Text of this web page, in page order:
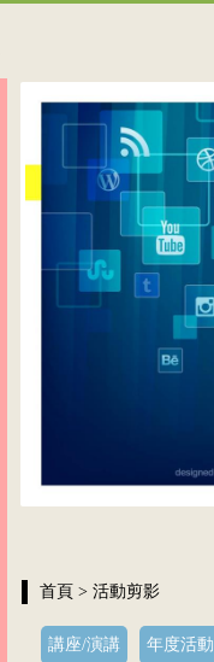
首頁 > 活動剪影
講座/演講 年度活動